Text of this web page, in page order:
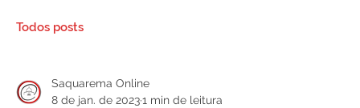
Todos posts
Saquarema Online
8 de jan. de 20231 min de leitura